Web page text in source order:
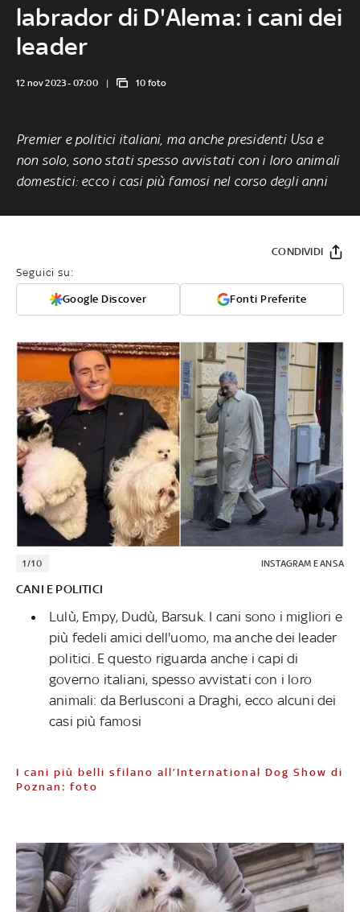
labrador di D'Alema: i cani dei
leader
12 nov 2023 - 07:00 10 foto
Premier e politici italiani, ma anche presidenti Usa e
non solo, sono stati spesso avvistati con i loro animali
domestici: ecco i casi più famosi nel corso degli anni
Seguici su:
Google Discover Fonti Preferite
CONDIVIDI
1/10 INSTAGRAM E ANSA
CANI E POLITICI
Lulù, Empy, Dudù, Barsuk. I cani sono i migliori e
più fedeli amici dell'uomo, ma anche dei leader
politici. E questo riguarda anche i capi di
governo italiani, spesso avvistati con i loro
animali: da Berlusconi a Draghi, ecco alcuni dei
casi più famosi
I cani più belli sfilano all’International Dog Show di
Poznan: foto